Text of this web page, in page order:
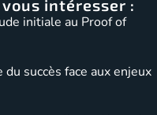
intéresser :
initiale au Proof of
succès face aux enjeux